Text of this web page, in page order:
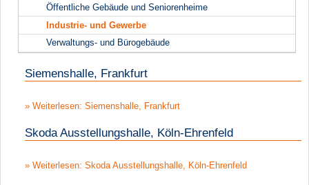
Öffentliche Gebäude und Seniorenheime
Industrie- und Gewerbe
Verwaltungs- und Bürogebäude
Siemenshalle, Frankfurt
Weiterlesen: Siemenshalle, Frankfurt
Skoda Ausstellungshalle, Köln-Ehrenfeld
Weiterlesen: Skoda Ausstellungshalle, Köln-Ehrenfeld